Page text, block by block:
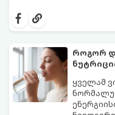
და
გარეშე
იცოდეთ,
და
როგორ
ყველამ